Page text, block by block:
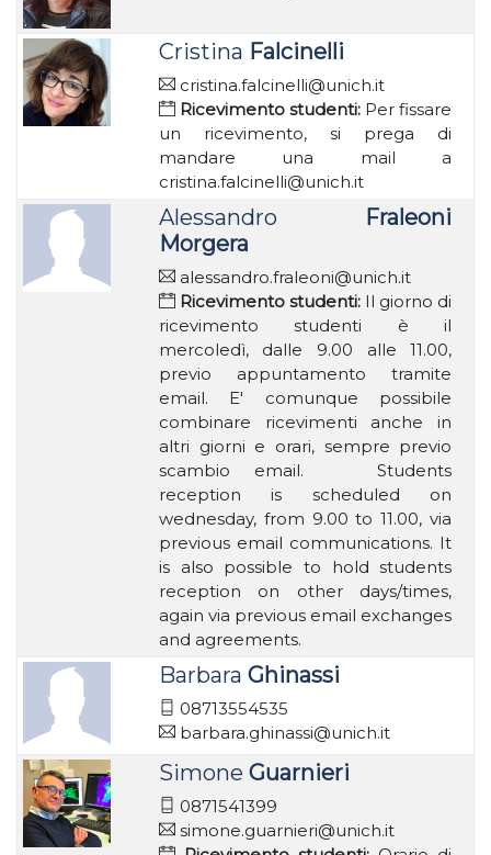
Cristina Falcinelli
cristina.falcinelli@unich.it
Ricevimento studenti: Per fissare
un ricevimento, si prega di
mandare una mail a
cristina.falcinelli@unich.it
Alessandro
Fraleoni
Morgera
alessandro.fraleoni@unich.it
Ricevimento studenti: Il giorno di
ricevimento studenti è il
mercoledì, dalle 9.00 alle 11.00,
previo appuntamento tramite
email. E' comunque possibile
combinare ricevimenti anche in
altri giorni e orari, sempre previo
scambio email. Students
reception is scheduled on
wednesday, from 9.00 to 11.00, via
previous email communications. It
is also possible to hold students
reception on other days/times,
again via previous email exchanges
and agreements.
Barbara Ghinassi
08713554535
barbara.ghinassi@unich.it
Simone Guarnieri
0871541399
simone.guarnieri@unich.it